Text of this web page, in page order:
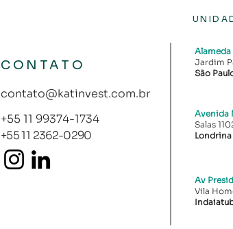
Alameda
Jardim
São
CONTATO
contato@katinvest.com.br
+55 11 99374-1734
Avenida
Salas
Londrina
+55 11 2362-0290
Av
Vila